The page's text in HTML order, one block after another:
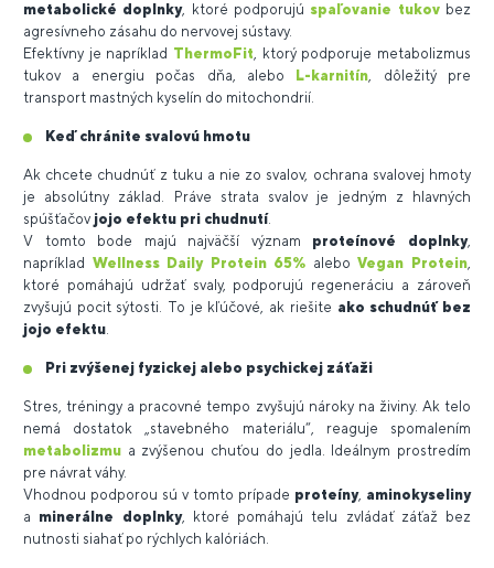
metabolické doplnky, ktoré podporujú spaľovanie tukovbez
agresívneho zásahu do nervovej sústavy.
Efektívny je napríklad ThermoFit, ktorý podporuje metabolizmus
tukov a energiu počas dňa, alebo
L-karnitín, dôležitý pre
transport mastných kyselín do mitochondrií.
Keď chránite svalovú hmotu
Ak chcete chudnúť z tuku a nie zo svalov, ochrana svalovej hmoty
je absolútny základ. Práve strata svalov je jedným z hlavných
spúšťačov jojo efektu pri chudnutí.
V tomto bode majú najväčší význam proteínové doplnky,
napríklad Wellness Daily Protein 65% aleboVegan Protein,
ktoré pomáhajú udržať svaly, podporujú regeneráciu a zároveň
zvyšujú pocit sýtosti. To je kľúčové, ak riešite ako schudnúť bez
jojo efektu.
Pri zvýšenej fyzickej alebo psychickej záťaži
Stres, tréningy a pracovné tempo zvyšujú nároky na živiny. Ak telo
nemá dostatok „stavebného materiálu“, reaguje spomalením
metabolizmu a zvýšenou chuťou do jedla. Ideálnym prostredím
pre návrat váhy.
Vhodnou podporou sú v tomto prípade proteíny, aminokyseliny
a minerálne doplnky, ktoré pomáhajú telu zvládať záťaž bez
nutnosti siahať po rýchlych kalóriách.